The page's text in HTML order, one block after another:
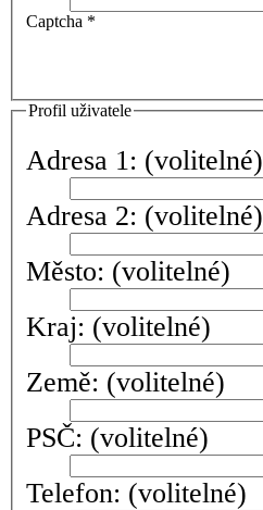
Captcha *
Profil uživatele
Adresa 1: (volitelné)
Adresa 2: (volitelné)
Město: (volitelné)
Kraj: (volitelné)
Země: (volitelné)
PSČ: (volitelné)
Telefon: (volitelné)